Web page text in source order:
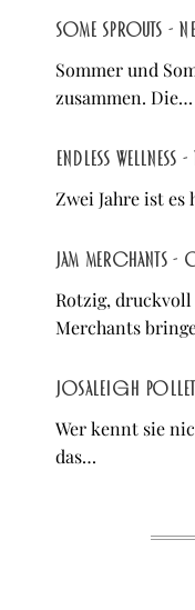
Some Sprouts -
Sommer und
zusammen. Die…
Endless
Zwei Jahre ist es
Jam Merchants -
Rotzig,
Merchants
Josaleigh
Wer kennt sie
das…